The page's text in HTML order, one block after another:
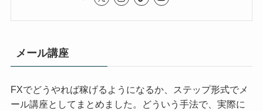
メール講座
FXでどうやれば稼げるようになるか、ステップ形式でメ
ール講座としてまとめました。どういう手法で、実際に